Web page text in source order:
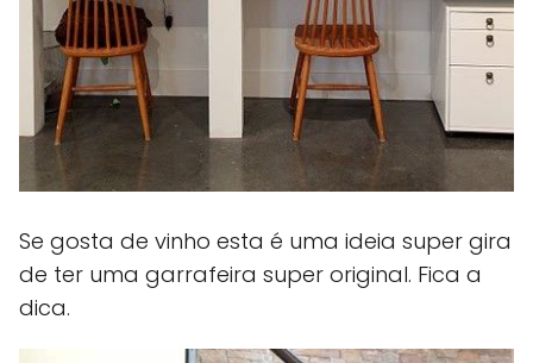
Se gosta de vinho esta é uma ideia super gira
de ter uma garrafeira super original. Fica a
dica.